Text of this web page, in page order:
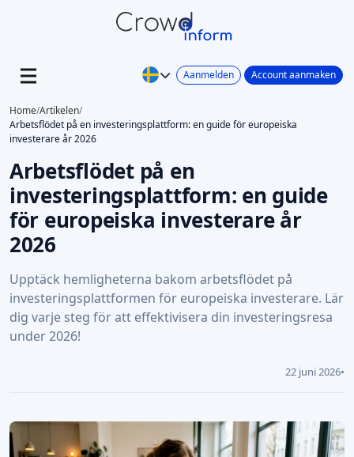
Aanmelden Account aanmaken
Home/Artikelen/
Arbetsflödet på en investeringsplattform: en guide för europeiska
investerare år 2026
Arbetsflödet på en
investeringsplattform: en guide
för europeiska investerare år
2026
Upptäck hemligheterna bakom arbetsflödet på
investeringsplattformen för europeiska investerare. Lär
dig varje steg för att effektivisera din investeringsresa
under 2026!
22 juni 2026•